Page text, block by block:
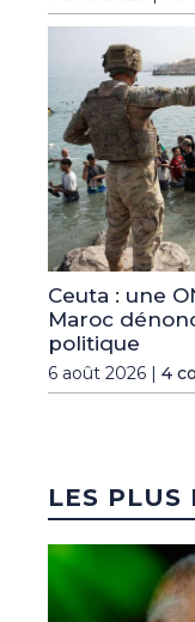
Ceuta : une
Maroc
politique
6 août 2026 | 4
LES PLUS